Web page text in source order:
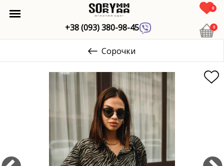
+38 (093) 380-98-45
0
0
Сорочки